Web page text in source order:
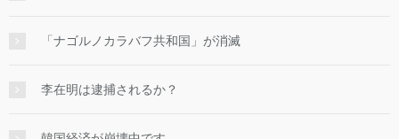
「ナゴルノカラバフ共和国」が消滅
李在明は逮捕されるか？